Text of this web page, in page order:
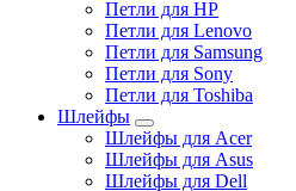
Петли для HP
Петли для Lenovo
Петли для Samsung
Петли для Sony
Петли для Toshiba
Шлейфы
Шлейфы для Acer
Шлейфы для Asus
Шлейфы для Dell